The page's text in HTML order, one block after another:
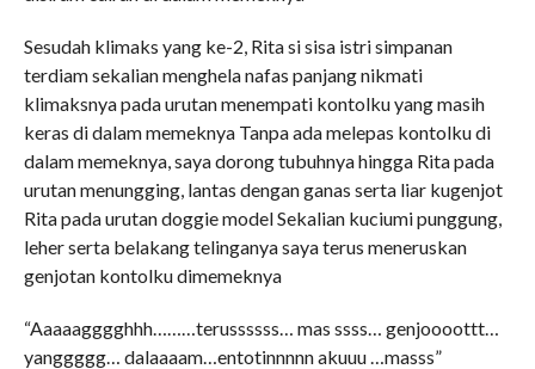
Sesudah klimaks yang ke-2, Rita si sisa istri simpanan
terdiam sekalian menghela nafas panjang nikmati
klimaksnya pada urutan menempati kontolku yang masih
keras di dalam memeknya Tanpa ada melepas kontolku di
dalam memeknya, saya dorong tubuhnya hingga Rita pada
urutan menungging, lantas dengan ganas serta liar kugenjot
Rita pada urutan doggie model Sekalian kuciumi punggung,
leher serta belakang telinganya saya terus meneruskan
genjotan kontolku dimemeknya
“Aaaaagggghhh………terussssss… mas ssss… genjoooottt…
yanggggg… dalaaaam…entotinnnnn akuuu …masss”